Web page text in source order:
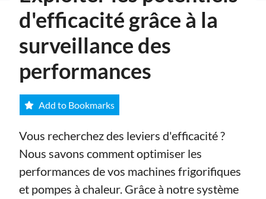
d'efficacité grâce à la
surveillance des
performances
Add to Bookmarks
Vous recherchez des leviers d'efficacité ?
Nous savons comment optimiser les
performances de vos machines frigorifiques
et pompes à chaleur. Grâce à notre système